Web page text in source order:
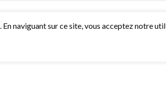
. En naviguant sur ce site, vous acceptez notre